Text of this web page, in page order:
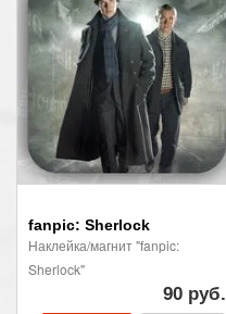
fanpic: Sherlock
Наклейка/магнит "fanpic:
Sherlock"
90 руб.